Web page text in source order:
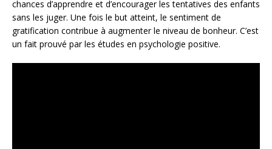
chances d’apprendre et d’encourager les tentatives des enfants
sans les juger. Une fois le but atteint, le sentiment de
gratification contribue à augmenter le niveau de bonheur. C’est
un fait prouvé par les études en psychologie positive.